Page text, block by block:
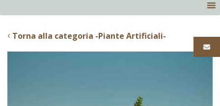
Torna alla categoria -Piante Artificiali-